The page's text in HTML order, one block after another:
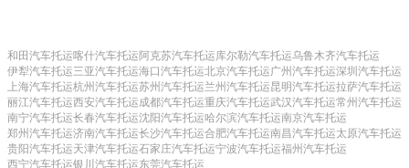
和田汽车托运喀什汽车托运阿克苏汽车托运库尔勒汽车托运乌鲁木齐汽车托运
伊犁汽车托运三亚汽车托运海口汽车托运北京汽车托运广州汽车托运深圳汽车托运
上海汽车托运杭州汽车托运苏州汽车托运兰州汽车托运昆明汽车托运拉萨汽车托运
丽江汽车托运西安汽车托运成都汽车托运重庆汽车托运武汉汽车托运常州汽车托运
南宁汽车托运长春汽车托运沈阳汽车托运哈尔滨汽车托运南京汽车托运
郑州汽车托运济南汽车托运长沙汽车托运合肥汽车托运南昌汽车托运太原汽车托运
贵阳汽车托运天津汽车托运石家庄汽车托运宁波汽车托运福州汽车托运
西宁汽车托运银川汽车托运东莞汽车托运